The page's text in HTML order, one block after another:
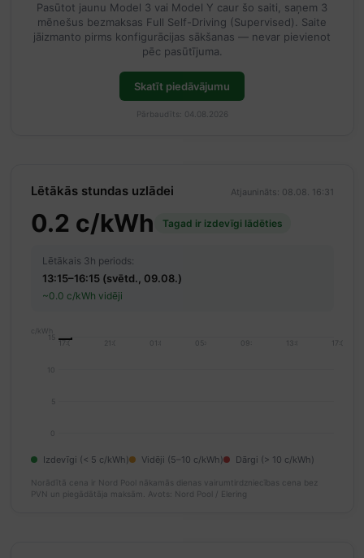
Pasūtot jaunu Model 3 vai Model Y caur šo saiti, saņem 3
mēnešus bezmaksas Full Self-Driving (Supervised). Saite
jāizmanto pirms konfigurācijas sākšanas — nevar pievienot
pēc pasūtījuma.
Skatīt piedāvājumu
Pārbaudīts: 04.08.2026
Lētākās stundas uzlādei Atjaunināts: 08.08. 16:31
0.2 c/kWh Tagad ir izdevīgi lādēties
Lētākais 3h periods:
13:15–16:15 (svētd., 09.08.)
~0.0 c/kWh vidēji
c/kWh
0
5
10
15
17:00 21:00 01:00 05:00 09:00 13:00 17:00
Izdevīgi (< 5 c/kWh) Vidēji (5–10 c/kWh) Dārgi (> 10 c/kWh)
Norādītā cena ir Nord Pool nākamās dienas vairumtirdzniecības cena bez
PVN un piegādātāja maksām.
Avots: Nord Pool / Elering